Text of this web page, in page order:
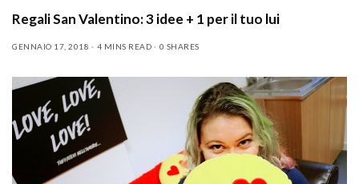
Regali San Valentino: 3 idee + 1 per il tuo lui
GENNAIO 17, 2018 4 MINS READ 0 SHARES